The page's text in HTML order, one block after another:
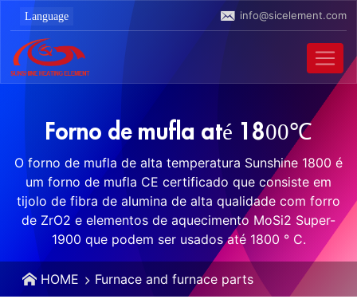
info@sicelement.com
Forno de mufla até 1800℃
O forno de mufla de alta temperatura Sunshine 1800 é
um forno de mufla CE certificado que consiste em
tijolo de fibra de alumina de alta qualidade com forro
de ZrO2 e elementos de aquecimento MoSi2 Super-
1900 que podem ser usados ​​até 1800 ° C.
HOME Furnace and furnace parts